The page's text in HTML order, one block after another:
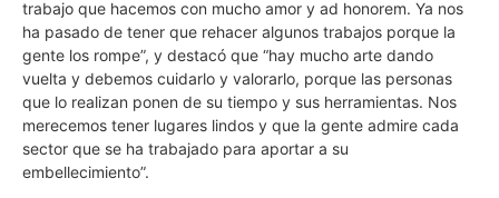
trabajo que hacemos con mucho amor y ad honorem. Ya nos
ha pasado de tener que rehacer algunos trabajos porque la
gente los rompe”, y destacó que “hay mucho arte dando
vuelta y debemos cuidarlo y valorarlo, porque las personas
que lo realizan ponen de su tiempo y sus herramientas. Nos
merecemos tener lugares lindos y que la gente admire cada
sector que se ha trabajado para aportar a su
embellecimiento”.